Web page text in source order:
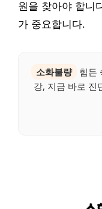
원을 찾아야 합니
가 중요합니다.
소화불량
힘든
강, 지금 바로 진